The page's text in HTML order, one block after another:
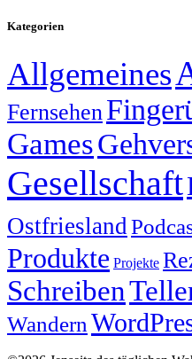
Kategorien
Allgemeines
Fernsehen
Games
Gesellschaft
Ostfriesland
Produkte Projekte
Schreiben
Wandern